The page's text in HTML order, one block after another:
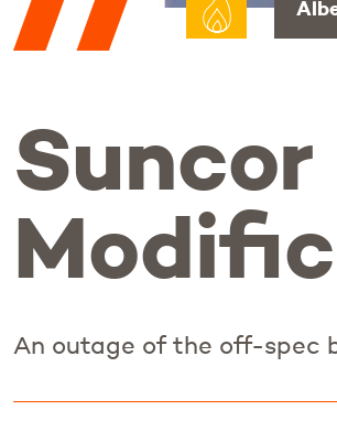
Suncor
An outage of the off-spec